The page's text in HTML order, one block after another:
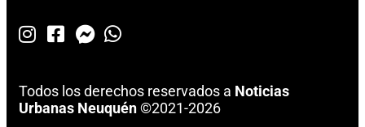
Todos los derechos reservados a Noticias
Urbanas Neuquén©2021-2026